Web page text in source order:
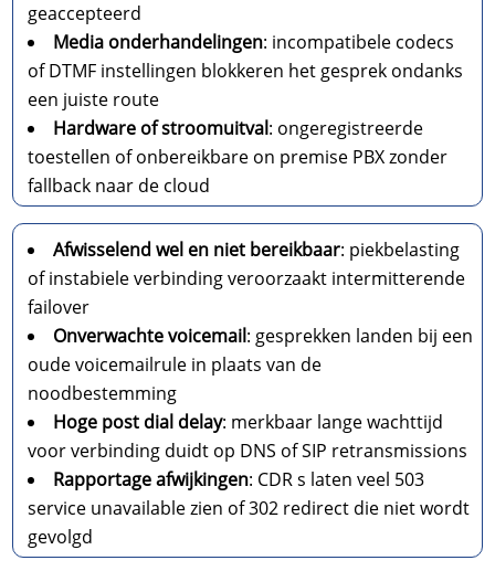
geaccepteerd
Media onderhandelingen: incompatibele codecs
of DTMF instellingen blokkeren het gesprek ondanks
een juiste route
Hardware of stroomuitval: ongeregistreerde
toestellen of onbereikbare on premise PBX zonder
fallback naar de cloud
Afwisselend wel en niet bereikbaar: piekbelasting
of instabiele verbinding veroorzaakt intermitterende
failover
Onverwachte voicemail: gesprekken landen bij een
oude voicemailrule in plaats van de
noodbestemming
Hoge post dial delay: merkbaar lange wachttijd
voor verbinding duidt op DNS of SIP retransmissions
Rapportage afwijkingen: CDR s laten veel 503
service unavailable zien of 302 redirect die niet wordt
gevolgd